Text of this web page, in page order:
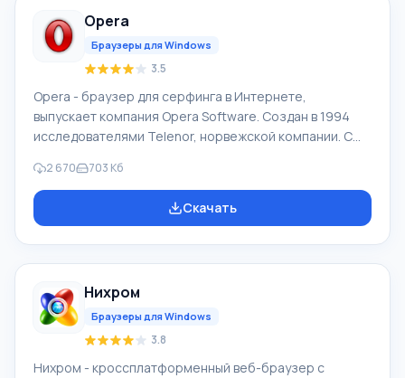
Chrome». Текущая версия подойдет практически для
всех версий ОС: Win
Opera
Браузеры для Windows
3.5
Opera - браузер для серфинга в Интернете,
выпускает компания Opera Software. Создан в 1994
исследователями Telenor, норвежской компании. С
авторами браузера. Рыночная суммарная доля Opera
Mobile и Opera в 04.2012 составила 2,3%. У браузера
Opera высокая скорость работы, он совместимый с
в окне) и функции масштабировани
2 670 703 Кб
Скачать
Нихром
Браузеры для Windows
3.8
Нихром - кроссплатформенный веб-браузер с